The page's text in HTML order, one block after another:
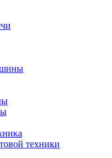
техники